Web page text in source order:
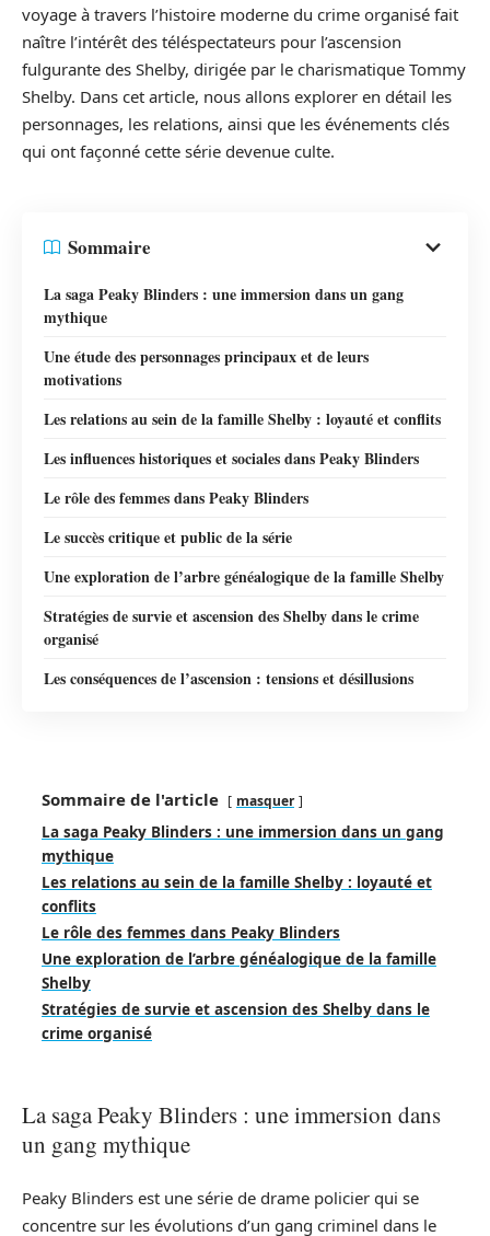
voyage à travers l’histoire moderne du crime organisé fait
naître l’intérêt des téléspectateurs pour l’ascension
fulgurante des Shelby, dirigée par le charismatique Tommy
Shelby. Dans cet article, nous allons explorer en détail les
personnages, les relations, ainsi que les événements clés
qui ont façonné cette série devenue culte.
Sommaire
La saga Peaky Blinders : une immersion dans un gang
mythique
Une étude des personnages principaux et de leurs
motivations
Les relations au sein de la famille Shelby : loyauté et conflits
Les influences historiques et sociales dans Peaky Blinders
Le rôle des femmes dans Peaky Blinders
Le succès critique et public de la série
Une exploration de l’arbre généalogique de la famille Shelby
Stratégies de survie et ascension des Shelby dans le crime
organisé
Les conséquences de l’ascension : tensions et désillusions
Sommaire de l'article masquer
La saga Peaky Blinders : une immersion dans un gang
mythique
Les relations au sein de la famille Shelby : loyauté et
conflits
Le rôle des femmes dans Peaky Blinders
Une exploration de l’arbre généalogique de la famille
Shelby
Stratégies de survie et ascension des Shelby dans le
crime organisé
La saga Peaky Blinders : une immersion dans
un gang mythique
Peaky Blinders est une série de drame policier qui se
concentre sur les évolutions d’un gang criminel dans le